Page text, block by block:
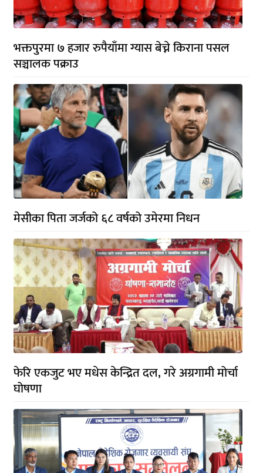
भक्तपुरमा ७ हजार रुपैयाँमा ग्यास बेच्ने किराना पसल
सञ्चालक पक्राउ
मेसीका पिता जर्जको ६८ वर्षको उमेरमा निधन
फेरि एकजुट भए मधेस केन्द्रित दल, गरे अग्रगामी मोर्चा
घोषणा